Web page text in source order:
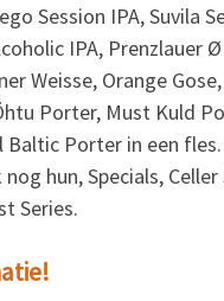
Session IPA, Suvila
IPA, Prenzlauer
Weisse, Orange
Porter, Must Kuld
Baltic Porter in een
hun, Specials,
Series.